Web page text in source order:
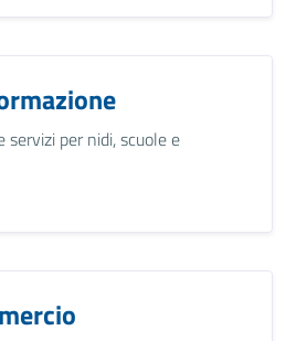
servizi per nidi, scuole e